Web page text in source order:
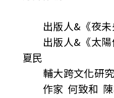
出版人&《夜未
出版人&《太陽
夏民
輔大跨文化研究
作家 何致和 陳